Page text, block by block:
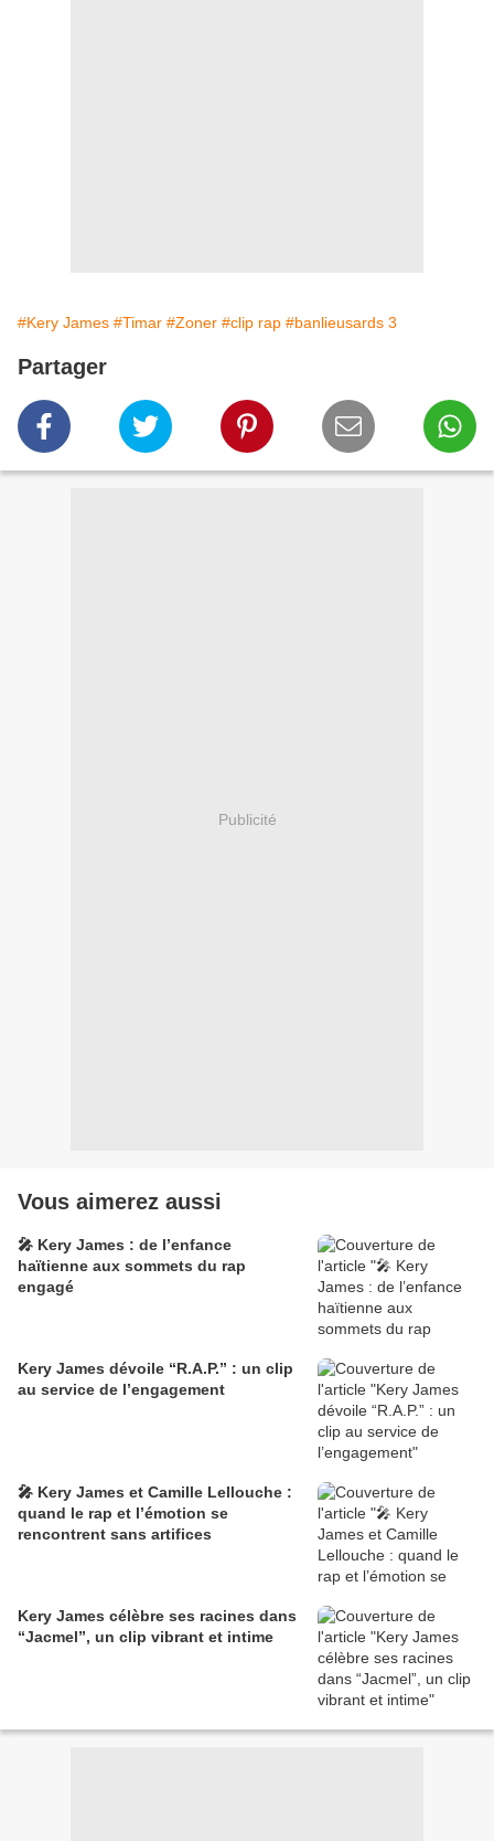
#Kery James #Timar #Zoner #clip rap #banlieusards 3
Partager
Publicité
Vous aimerez aussi
🎤 Kery James : de l’enfance
haïtienne aux sommets du rap
engagé
Kery James dévoile “R.A.P.” : un clip
au service de l’engagement
🎤 Kery James et Camille Lellouche :
quand le rap et l’émotion se
rencontrent sans artifices
Kery James célèbre ses racines dans
“Jacmel”, un clip vibrant et intime